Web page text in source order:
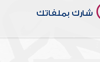
شارك بملفاتك